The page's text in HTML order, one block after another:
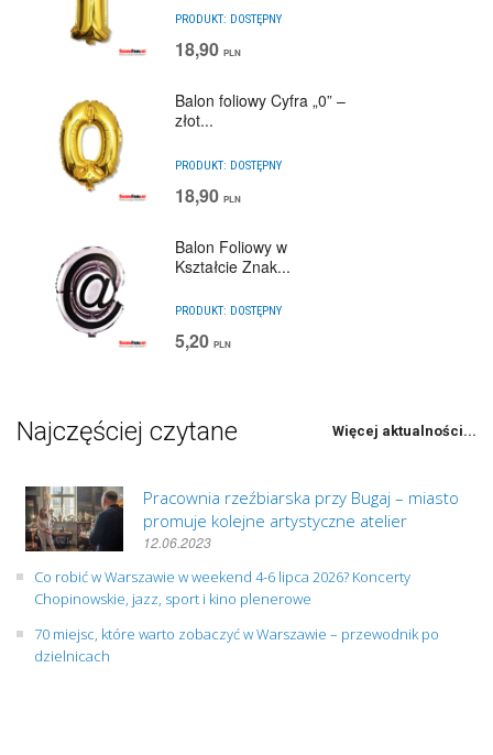
PRODUKT: DOSTĘPNY
18,90 PLN
Balon foliowy Cyfra „0” –
złot...
PRODUKT: DOSTĘPNY
18,90 PLN
Balon Foliowy w
Kształcie Znak...
PRODUKT: DOSTĘPNY
5,20 PLN
Najczęściej czytane Więcej aktualności...
Pracownia rzeźbiarska przy Bugaj – miasto
promuje kolejne artystyczne atelier
12.06.2023
Co robić w Warszawie w weekend 4-6 lipca 2026? Koncerty
Chopinowskie, jazz, sport i kino plenerowe
70 miejsc, które warto zobaczyć w Warszawie – przewodnik po
dzielnicach